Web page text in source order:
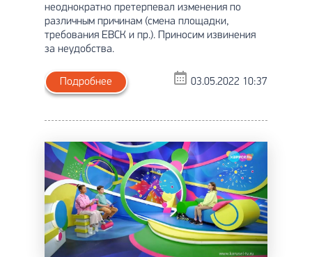
неоднократно претерпевал изменения по
различным причинам (смена площадки,
требования ЕВСК и пр.). Приносим извинения
за неудобства.
Подробнее 03.05.2022 10:37